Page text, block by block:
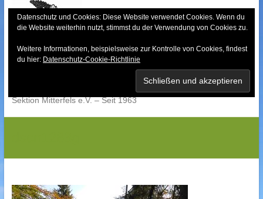
content
Bayerischer Wald-
Sektion Mitterfels e.V. – Seit 1963
Datenschutz und Cookies: Diese Website verwendet Cookies. Wenn du
die Website weiterhin nutzt, stimmst du der Verwendung von Cookies zu.
Weitere Informationen, beispielsweise zur Kontrolle von Cookies, findest
du hier: Datenschutz-Cookie-Richtlinie